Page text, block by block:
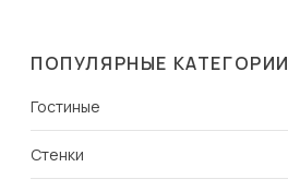
ПОПУЛЯРНЫЕ КАТЕГОРИИ
Гостиные
Стенки